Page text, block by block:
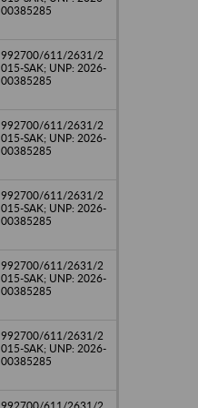
00385285
992700/611/2631/2
015-SAK; UNP: 2026-
00385285
992700/611/2631/2
015-SAK; UNP: 2026-
00385285
992700/611/2631/2
015-SAK; UNP: 2026-
00385285
992700/611/2631/2
015-SAK; UNP: 2026-
00385285
992700/611/2631/2
015-SAK; UNP: 2026-
00385285